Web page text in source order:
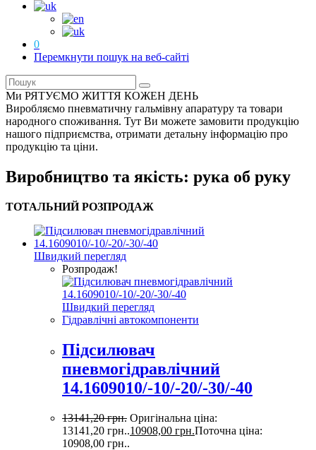
0
Перемкнути пошук на веб-сайті
Ми РЯТУЄМО ЖИТТЯ КОЖЕН ДЕНЬ
Виробляємо пневматичну гальмівну апаратуру та товари
народного споживання. Тут Ви можете замовити продукцію
нашого підприємства, отримати детальну інформацію про
продукцію та ціни.
Виробництво та якість: рука об руку
ТОТАЛЬНИЙ РОЗПРОДАЖ
Швидкий перегляд
Розпродаж!
Швидкий перегляд
Гідравлічні автокомпоненти
Підсилювач
пневмогідравлічний
14.1609010/-10/-20/-30/-40
13141,20грн. Оригінальна ціна:
13141,20 грн..10908,00 грн.Поточна ціна:
10908,00 грн..